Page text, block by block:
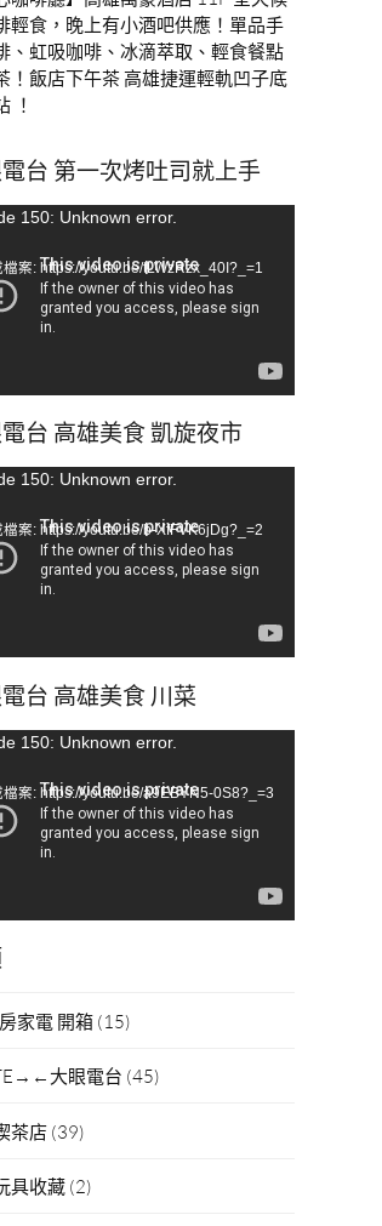
輕食，晚上有小酒吧供應！單品手
、虹吸咖啡、冰滴萃取、輕食餐點
！飯店下午茶 高雄捷運輕軌凹子底
！
台 第一次烤吐司就上手
150: Unknown error.
檔案: https://youtu.be/tLWzRzx_40I?_=1
台 高雄美食 凱旋夜市
150: Unknown error.
檔案: https://youtu.be/b-XfFVK6jDg?_=2
台 高雄美食 川菜
150: Unknown error.
檔案: https://youtu.be/a9EBYN5-0S8?_=3
家電 開箱 (15)
大眼電台 (45)
茶店 (39)
具收藏 (2)